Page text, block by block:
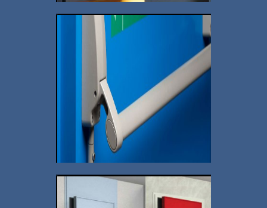
Ümraniye Camlı Yangın
Kapısı İmalatı
Panik Barlı Yangın
Kapıları İmalatı